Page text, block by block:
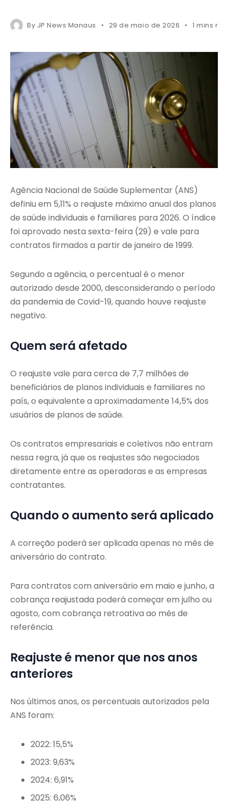
By JP News Manaus 29 de maio de 2026 1 mins
Agência Nacional de Saúde Suplementar (ANS)
definiu em 5,11% o reajuste máximo anual dos planos
de saúde individuais e familiares para 2026. O índice
foi aprovado nesta sexta-feira (29) e vale para
contratos firmados a partir de janeiro de 1999.
Segundo a agência, o percentual é o menor
autorizado desde 2000, desconsiderando o período
da pandemia de Covid-19, quando houve reajuste
negativo.
Quem será afetado
O reajuste vale para cerca de 7,7 milhões de
beneficiários de planos individuais e familiares no
país, o equivalente a aproximadamente 14,5% dos
usuários de planos de saúde.
Os contratos empresariais e coletivos não entram
nessa regra, já que os reajustes são negociados
diretamente entre as operadoras e as empresas
contratantes.
Quando o aumento será aplicado
A correção poderá ser aplicada apenas no mês de
aniversário do contrato.
Para contratos com aniversário em maio e junho, a
cobrança reajustada poderá começar em julho ou
agosto, com cobrança retroativa ao mês de
referência.
Reajuste é menor que nos anos
anteriores
Nos últimos anos, os percentuais autorizados pela
ANS foram:
2022: 15,5%
2023: 9,63%
2024: 6,91%
2025: 6,06%